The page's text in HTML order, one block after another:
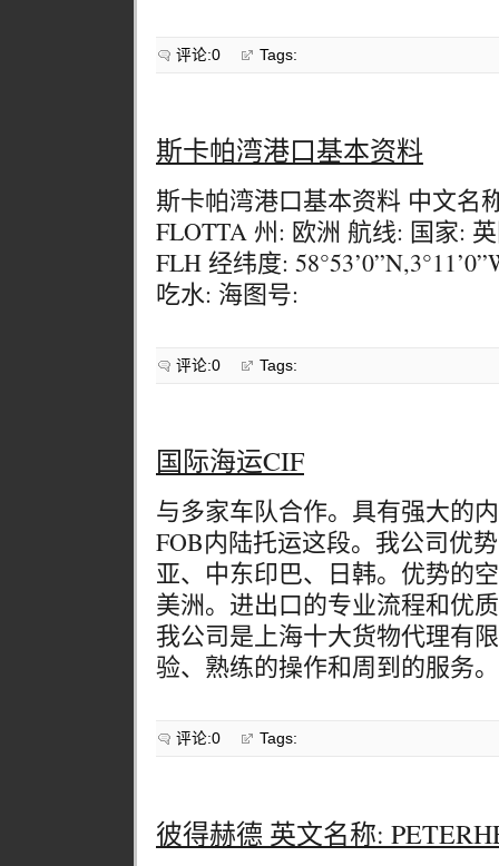
评论:0 Tags:
斯卡帕湾港口基本资料
斯卡帕湾港口基本资料 中文名
FLOTTA 州: 欧洲 航线: 国家:
FLH 经纬度:
吃水: 海图号:
评论:0 Tags:
国际海运CIF
与多家车队合作。具有强大的
FOB内陆托运这段。我公司优
亚、中东印巴、日韩。优势的
美洲。进出口的专业流程和优
我公司是上海十大货物代理有
验、熟练的操作和周到的服务。
评论:0 Tags:
彼得赫德 英文名称: